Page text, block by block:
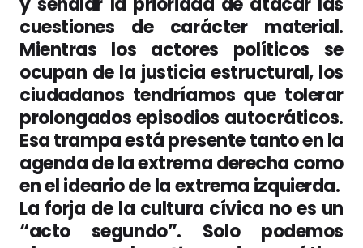
cuestiones de carácter material.
Mientras los actores políticos se
ocupan de la justicia estructural, los
ciudadanos tendríamos que tolerar
prolongados episodios autocráticos.
Esa trampa está presente tanto en la
agenda de la extrema derecha como
en el ideario de la extrema izquierda.
La forja de la cultura cívica no es un
“acto segundo”. Solo podemos